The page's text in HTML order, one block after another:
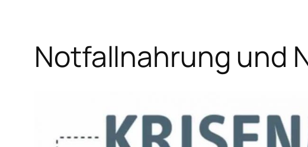
Notfallnahrung und